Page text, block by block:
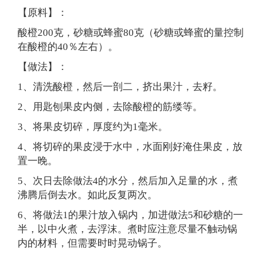
【原料】：
酸橙200克，砂糖或蜂蜜80克（砂糖或蜂蜜的量控制
在酸橙的40％左右）。
【做法】：
1、清洗酸橙，然后一剖二，挤出果汁，去籽。
2、用匙刨果皮内侧，去除酸橙的筋缕等。
3、将果皮切碎，厚度约为1毫米。
4、将切碎的果皮浸于水中，水面刚好淹住果皮，放
置一晚。
5、次日去除做法4的水分，然后加入足量的水，煮
沸腾后倒去水。如此反复两次。
6、将做法1的果汁放入锅内，加进做法5和砂糖的一
半，以中火煮，去浮沫。煮时应注意尽量不触动锅
内的材料，但需要时时晃动锅子。